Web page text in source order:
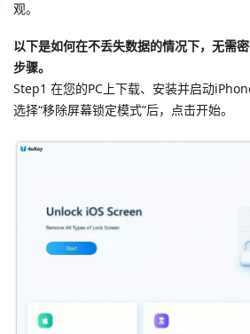
观。
以下是如何在不丢失数据的情况下，无需
步骤。
Step1 在您的PC上下载、安装并启动
选择“移除屏幕锁定模式”后，点击开始。